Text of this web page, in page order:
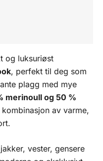
og luksuriøst
, perfekt til deg som
plagg med mye
merinoull og 50 %
av varme,
vester, gensere